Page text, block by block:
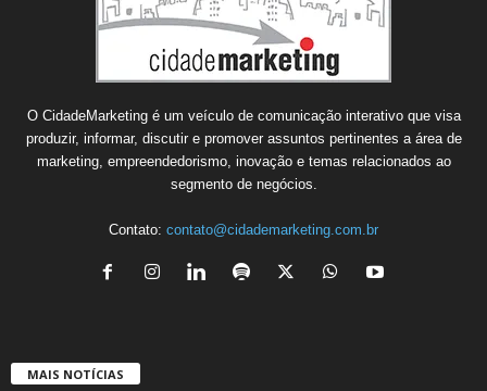
O CidadeMarketing é um veículo de comunicação interativo que visa
produzir, informar, discutir e promover assuntos pertinentes a área de
marketing, empreendedorismo, inovação e temas relacionados ao
segmento de negócios.
Contato: contato@cidademarketing.com.br
MAIS NOTÍCIAS